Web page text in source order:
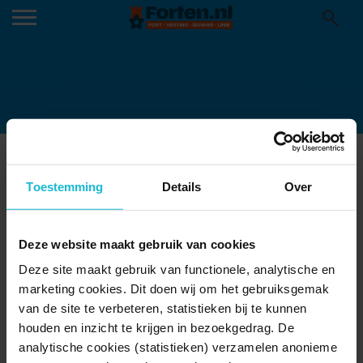
Toestemming Details Over
Deze website maakt gebruik van cookies
Deze site maakt gebruik van functionele, analytische en
marketing cookies. Dit doen wij om het gebruiksgemak
van de site te verbeteren, statistieken bij te kunnen
houden en inzicht te krijgen in bezoekgedrag. De
analytische cookies (statistieken) verzamelen anonieme